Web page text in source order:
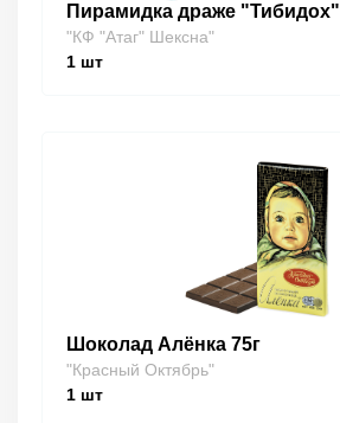
Пирамидка драже "Тибидох"
"КФ "Атаг" Шексна"
1 шт
Шоколад Алёнка 75г
"Красный Октябрь"
1 шт